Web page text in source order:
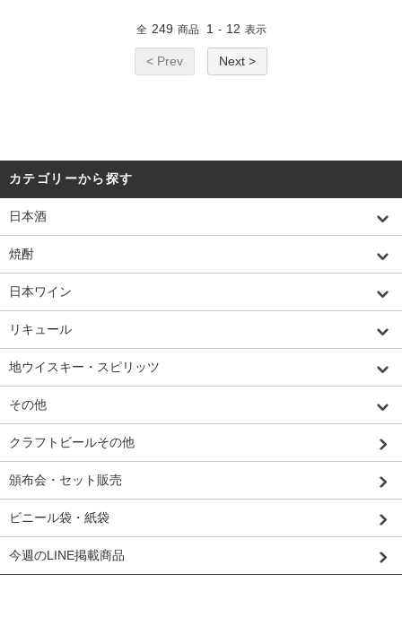
全 249 商品 1 - 12 表示
< Prev Next >
カテゴリーから探す
日本酒
焼酎
日本ワイン
リキュール
地ウイスキー・スピリッツ
その他
クラフトビールその他
頒布会・セット販売
ビニール袋・紙袋
今週のLINE掲載商品